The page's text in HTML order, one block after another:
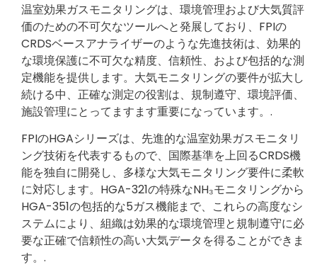
温室効果ガスモニタリングは、環境管理および大気質評
価のための不可欠なツールへと発展しており、FPIの
CRDSベースアナライザーのような先進技術は、効果的
な環境保護に不可欠な精度、信頼性、および包括的な測
定機能を提供します。大気モニタリングの要件が拡大し
続ける中、正確な測定の役割は、規制遵守、環境評価、
施設管理にとってますます重要になっています。.
FPIのHGAシリーズは、先進的な温室効果ガスモニタリ
ング技術を代表するもので、国際基準を上回るCRDS機
能を独自に開発し、多様な大気モニタリング要件に柔軟
に対応します。HGA-321の特殊なNH₃モニタリングから
HGA-351の包括的な5ガス機能まで、これらの高度なシ
ステムにより、組織は効果的な環境管理と規制遵守に必
要な正確で信頼性の高い大気データを得ることができま
す。.